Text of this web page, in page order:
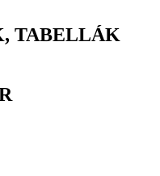
TABELLÁK